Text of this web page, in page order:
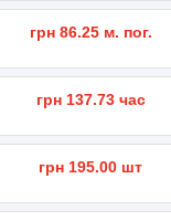
грн 86.25м. пог.
грн 137.73час
грн 195.00 шт